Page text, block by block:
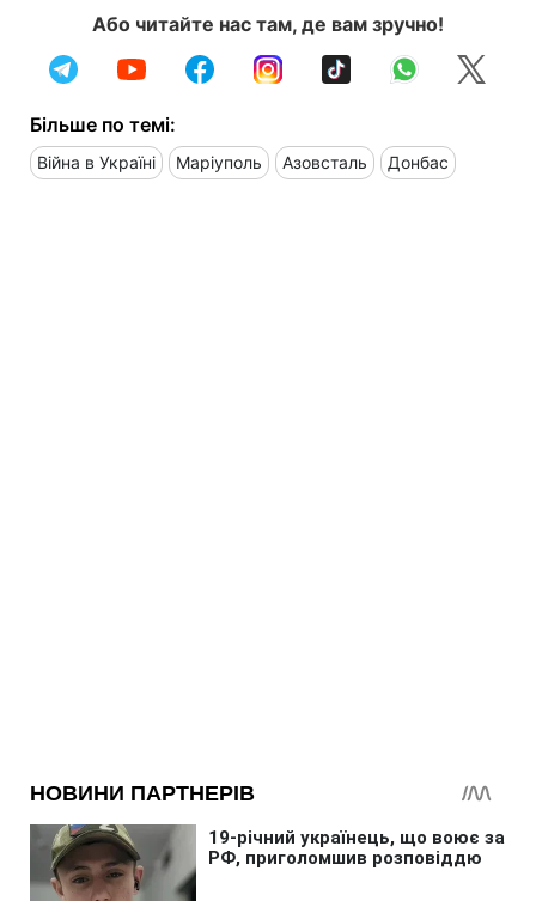
Або читайте нас там, де вам зручно!
Більше по темі:
Війна в Україні Маріуполь Азовсталь Донбас